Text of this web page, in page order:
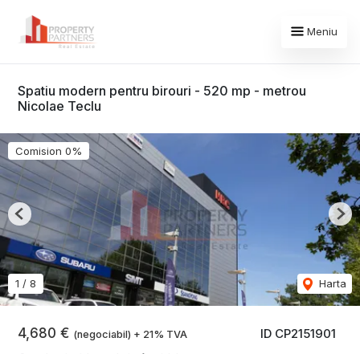
Meniu
Spatiu modern pentru birouri - 520 mp - metrou
Nicolae Teclu
ID CP2151901
4,680 € (negociabil) + 21% TVA
Comision 0%
1 / 8 Harta
Previous